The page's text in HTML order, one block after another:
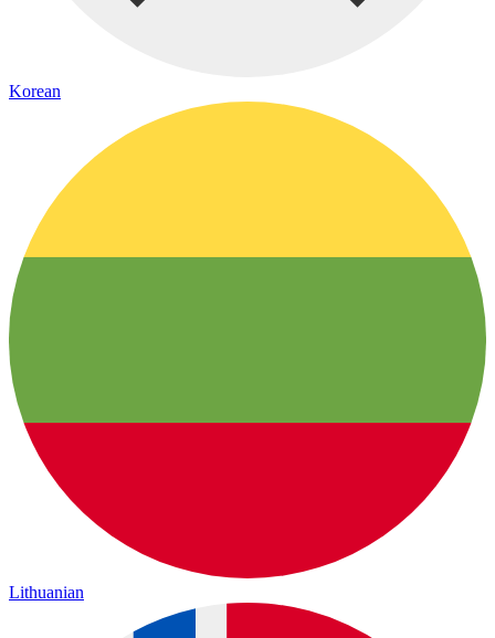
Korean
Lithuanian